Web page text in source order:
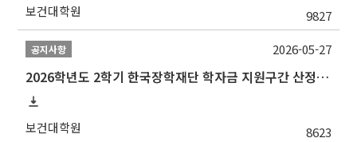
보건대학원 9827
공지사항
2026학년도 2학기 한국장학재단 학자금 지원구간 산정 신청 안내
보건대학원 8623
2026-05-27